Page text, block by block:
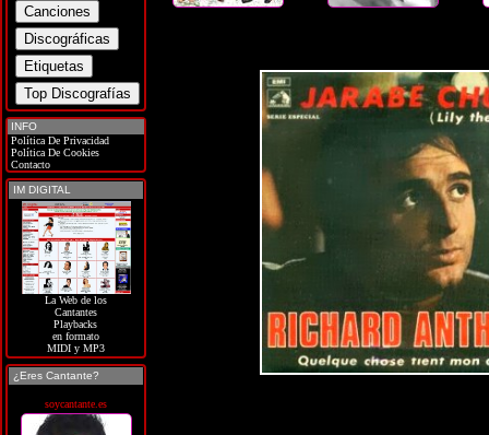
INFO
Política De Privacidad
Política De Cookies
Contacto
IM DIGITAL
La Web de los
Cantantes
Playbacks
en formato
MIDI y MP3
¿Eres Cantante?
soycantante.es